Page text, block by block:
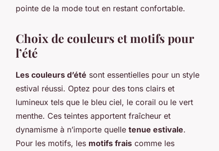
pointe de la mode tout en restant confortable.
Choix de couleurs et motifs pour
l’été
Les couleurs d’été sont essentielles pour un style
estival réussi. Optez pour des tons clairs et
lumineux tels que le bleu ciel, le corail ou le vert
menthe. Ces teintes apportent fraîcheur et
dynamisme à n’importe quelle tenue estivale.
Pour les motifs, les motifs frais comme les